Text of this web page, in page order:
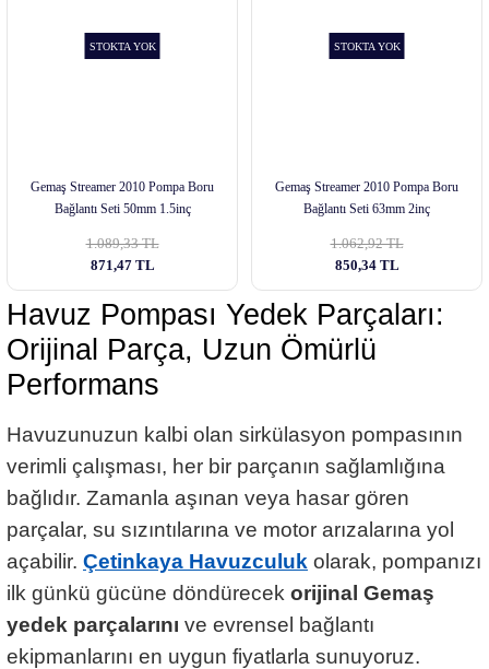
STOKTA YOK
Gemaş Streamer 2010 Pompa Boru
Bağlantı Seti 50mm 1.5inç
1.089,33 TL
871,47 TL
STOKTA YOK
Gemaş Streamer 2010 Pompa Boru
Bağlantı Seti 63mm 2inç
1.062,92 TL
850,34 TL
Havuz Pompası Yedek Parçaları:
Orijinal Parça, Uzun Ömürlü
Performans
Havuzunuzun kalbi olan sirkülasyon pompasının
verimli çalışması, her bir parçanın sağlamlığına
bağlıdır. Zamanla aşınan veya hasar gören
parçalar, su sızıntılarına ve motor arızalarına yol
açabilir. Çetinkaya Havuzculuk olarak, pompanızı
ilk günkü gücüne döndürecek orijinal Gemaş
yedek parçalarını ve evrensel bağlantı
ekipmanlarını en uygun fiyatlarla sunuyoruz.